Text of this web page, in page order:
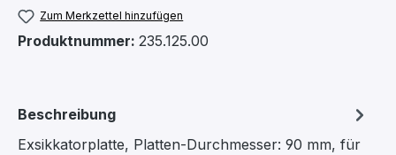
Zum Merkzettel hinzufügen
Produktnummer: 235.125.00
Beschreibung
Exsikkatorplatte, Platten-Durchmesser: 90 mm, für